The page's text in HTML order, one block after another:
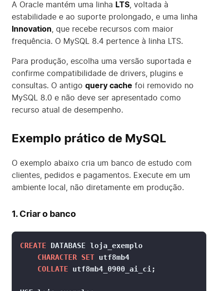
A Oracle mantém uma linha LTS , voltada à
estabilidade e ao suporte prolongado, e uma linha
Innovation , que recebe recursos com maior
frequência. O MySQL 8.4 pertence à linha LTS.
Para produção, escolha uma versão suportada e
confirme compatibilidade de drivers, plugins e
consultas. O antigo query cache foi removido no
MySQL 8.0 e não deve ser apresentado como
recurso atual de desempenho.
Exemplo prático de MySQL
O exemplo abaixo cria um banco de estudo com
clientes, pedidos e pagamentos. Execute em um
ambiente local, não diretamente em produção.
1. Criar o banco
CREATE DATABASE loja_exemplo
CHARACTER SET utf8mb4
COLLATE utf8mb4_0900_ai_ci;